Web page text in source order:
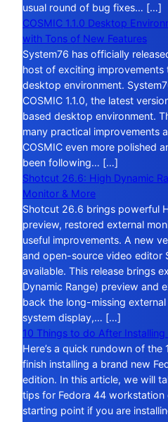
usual round of bug fixes… […]
COSMIC 1.1.0 Desktop
with Tons of New Features
System76 has officially
host of exciting
desktop environment.
COSMIC 1.1.0, the latest
based desktop environment.
many practical improvements
COSMIC even more polished
been following… […]
Shotcut 26.6: High Dynamic
Monitor & More
Shotcut 26.6 brings powerful
preview, restored external
useful improvements. A new
and open-source video editor
available. This release brings
Dynamic Range) preview and
back the long-missing
system display,… […]
10 Things to do After
Here’s a quick rundown of
finish installing a brand new
edition. In this article, we will
tips for Fedora 44 workstation
starting point if you are